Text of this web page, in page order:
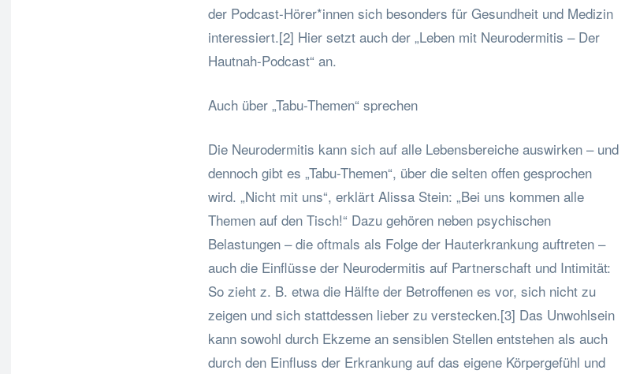
der Podcast-Hörer*innen sich besonders für Gesundheit und Medizin
interessiert.[2] Hier setzt auch der „Leben mit Neurodermitis – Der
Hautnah-Podcast“ an.
Auch über „Tabu-Themen“ sprechen
Die Neurodermitis kann sich auf alle Lebensbereiche auswirken – und
dennoch gibt es „Tabu-Themen“, über die selten offen gesprochen
wird. „Nicht mit uns“, erklärt Alissa Stein: „Bei uns kommen alle
Themen auf den Tisch!“ Dazu gehören neben psychischen
Belastungen – die oftmals als Folge der Hauterkrankung auftreten –
auch die Einflüsse der Neurodermitis auf Partnerschaft und Intimität:
So zieht z. B. etwa die Hälfte der Betroffenen es vor, sich nicht zu
zeigen und sich stattdessen lieber zu verstecken.[3] Das Unwohlsein
kann sowohl durch Ekzeme an sensiblen Stellen entstehen als auch
durch den Einfluss der Erkrankung auf das eigene Körpergefühl und